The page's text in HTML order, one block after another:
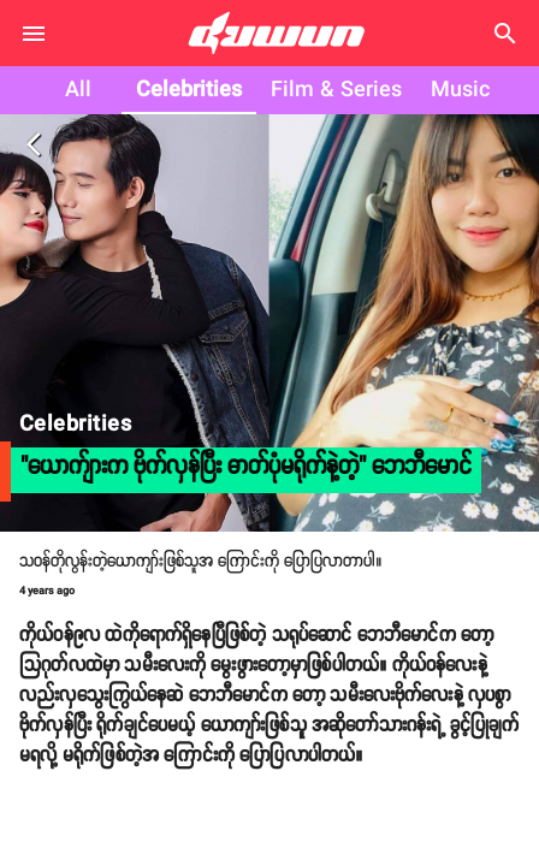
search
All Celebrities Film & Series Music
arrow_back_ios
Celebrities
"ယောက်ျားက ဗိုက်လှန်ပြီး ဓာတ်ပုံမရိုက်နဲ့တဲ့" ဘေဘီမောင်
သဝန်တိုလွန်းတဲ့ယောကျာ်းဖြစ်သူအ ကြောင်းကို ပြောပြလာတာပါ။
4 years ago
ကိုယ်ဝန်၉လ ထဲကိုရောက်ရှိနေပြီဖြစ်တဲ့ သရုပ်ဆောင် ဘေဘီမောင်က တော့
သြဂုတ်လထဲမှာ သမီးလေးကို မွေးဖွားတော့မှာဖြစ်ပါတယ်။ ကိုယ်ဝန်လေးနဲ့
လည်းလှသွေးကြွယ်နေဆဲ ဘေဘီမောင်က တော့ သမီးလေးဗိုက်လေးနဲ့ လှပစွာ
ဗိုက်လှန်ပြီး ရိုက်ချင်ပေမယ့် ယောကျာ်းဖြစ်သူ အဆိုတော်သားဂန်းရဲ့ ခွင့်ပြုချက်
မရလို့ မရိုက်ဖြစ်တဲ့အ ကြောင်းကို ပြောပြလာပါတယ်။